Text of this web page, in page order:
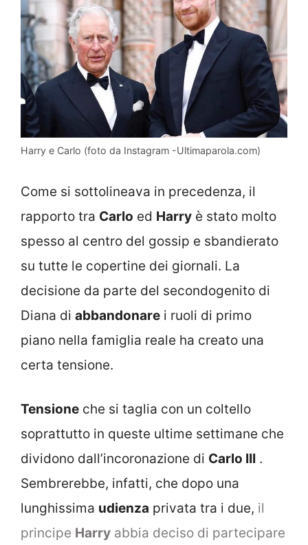
Harry e Carlo (foto da Instagram -Ultimaparola.com)
Come si sottolineava in precedenza, il
rapporto tra Carlo ed Harry è stato molto
spesso al centro del gossip e sbandierato
su tutte le copertine dei giornali. La
decisione da parte del secondogenito di
Diana di abbandonare i ruoli di primo
piano nella famiglia reale ha creato una
certa tensione.
Tensione che si taglia con un coltello
soprattutto in queste ultime settimane che
dividono dall’incoronazione di Carlo III .
Sembrerebbe, infatti, che dopo una
lunghissima udienza privata tra i due, il
principe Harry abbia deciso di partecipare